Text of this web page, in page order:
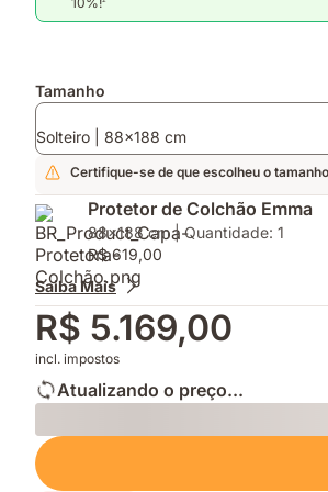
Complementos
Tamanho
Solteiro | 88x188 cm
Certifique-se de que escolheu o
Protetor de Colchão Emma
88x188 cm | Quantidade: 1
R$ 619,00
Saiba Mais
R$ 5.169,00
incl. impostos
Atualizando o preço...
Loading